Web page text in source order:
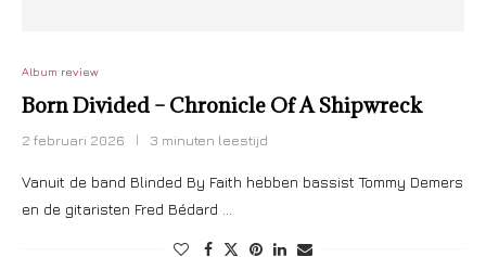
Album review
Born Divided – Chronicle Of A Shipwreck
2 februari 2026 3 minuten leestijd
Vanuit de band Blinded By Faith hebben bassist Tommy Demers
en de gitaristen Fred Bédard …